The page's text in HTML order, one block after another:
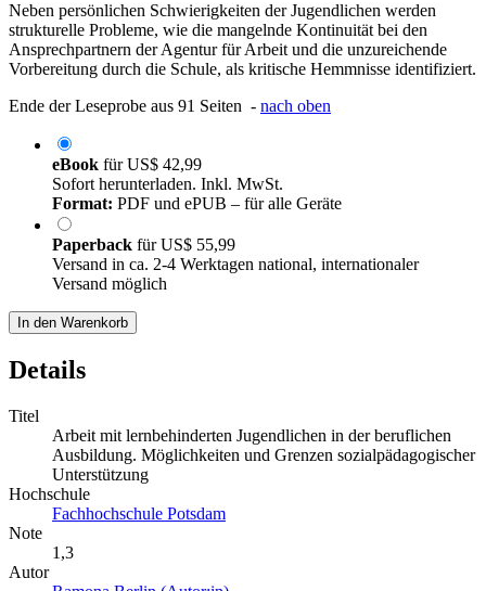
Neben persönlichen Schwierigkeiten der Jugendlichen werden
strukturelle Probleme, wie die mangelnde Kontinuität bei den
Ansprechpartnern der Agentur für Arbeit und die unzureichende
Vorbereitung durch die Schule, als kritische Hemmnisse identifiziert.
Ende der Leseprobe aus 91 Seiten - nach oben
eBook fürUS$ 42,99
Sofort herunterladen. Inkl. MwSt.
Format: PDF und ePUB – für alle Geräte
Paperback fürUS$ 55,99
Versand in ca. 2-4 Werktagen national, internationaler
Versand möglich
In den Warenkorb
Details
Titel
Arbeit mit lernbehinderten Jugendlichen in der beruflichen
Ausbildung. Möglichkeiten und Grenzen sozialpädagogischer
Unterstützung
Hochschule
Fachhochschule Potsdam
Note
1,3
Autor